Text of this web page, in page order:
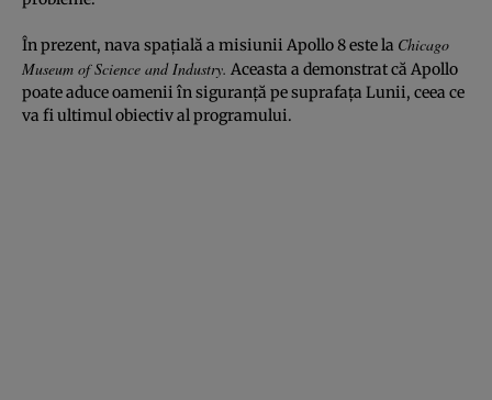
În prezent, nava spaţială a misiunii Apollo 8 este la Chicago
Museum of Science and Industry. Aceasta a demonstrat că Apollo
poate aduce oamenii în siguranţă pe suprafaţa Lunii, ceea ce
va fi ultimul obiectiv al programului.